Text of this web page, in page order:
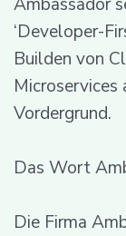
‘Developer-
Builden von
Vordergrund.
Das Wort
Die Firma